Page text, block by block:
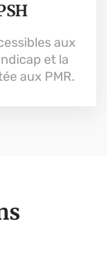
aux
et la
aux PMR.